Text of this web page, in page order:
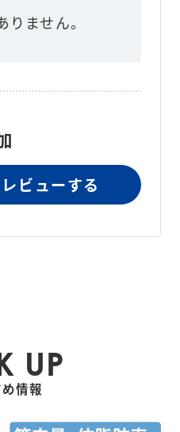
PET、シリコーンゴム
(保証書付)、郵便料金
まで：±1.0g、500g
まで：±1.5g、1000
まで：±3g
りません。
ビューする
UP
情報